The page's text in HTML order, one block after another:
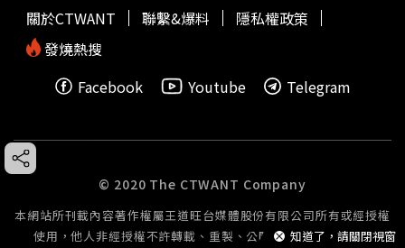
知道了，請關閉視窗
關於CTWANT 聯繫&爆料
隱私權政策
發燒熱搜
Facebook
Youtube Telegram
© 2020 The CTWANT Company
本網站所刊載內容著作權屬王道旺台媒體股份有限公司所有或經授權
使用，他人非經授權不許轉載、重製、公開播送或公開傳輸。